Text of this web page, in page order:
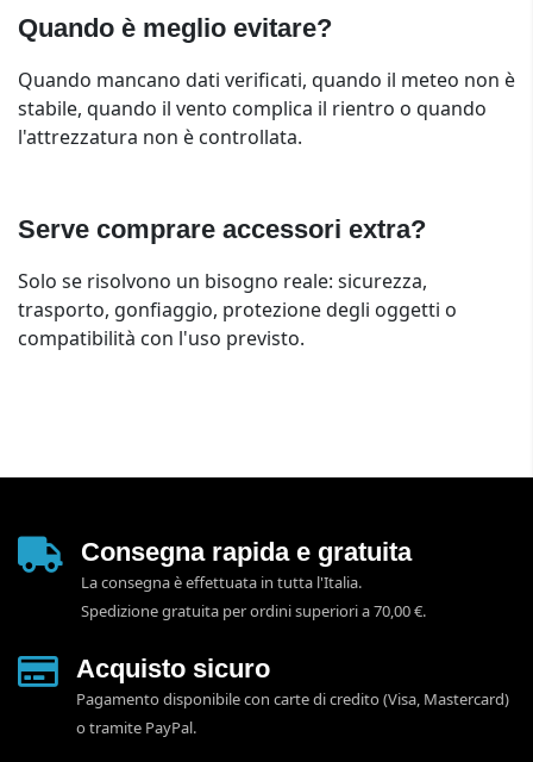
Quando è meglio evitare?
Quando mancano dati verificati, quando il meteo non è
stabile, quando il vento complica il rientro o quando
l'attrezzatura non è controllata.
Serve comprare accessori extra?
Solo se risolvono un bisogno reale: sicurezza,
trasporto, gonfiaggio, protezione degli oggetti o
compatibilità con l'uso previsto.
Consegna rapida e gratuita
La consegna è effettuata in tutta l'Italia.
Spedizione gratuita per ordini superiori a 70,00 €.
Acquisto sicuro
Pagamento disponibile con carte di credito (Visa, Mastercard)
o tramite PayPal.